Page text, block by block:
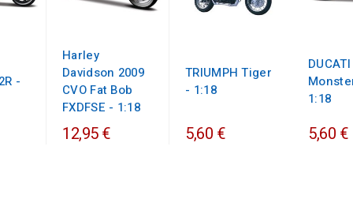
-
Harley
Davidson 2009
CVO Fat Bob
FXDFSE - 1:18
12,95 €
TRIUMPH Tiger
- 1:18
5,60 €
DUCATI
1:18
5,60 €